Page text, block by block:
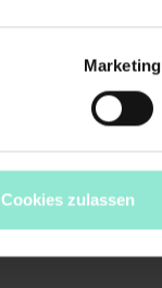
Marketing
Cookies zulassen